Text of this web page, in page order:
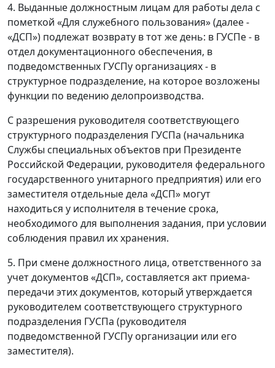
4. Выданные должностным лицам для работы дела с
пометкой «Для служебного пользования» (далее -
«ДСП») подлежат возврату в тот же день: в ГУСПе - в
отдел документационного обеспечения, в
подведомственных ГУСПу организациях - в
структурное подразделение, на которое возложены
функции по ведению делопроизводства.
С разрешения руководителя соответствующего
структурного подразделения ГУСПа (начальника
Службы специальных объектов при Президенте
Российской Федерации, руководителя федерального
государственного унитарного предприятия) или его
заместителя отдельные дела «ДСП» могут
находиться у исполнителя в течение срока,
необходимого для выполнения задания, при условии
соблюдения правил их хранения.
5. При смене должностного лица, ответственного за
учет документов «ДСП», составляется акт приема-
передачи этих документов, который утверждается
руководителем соответствующего структурного
подразделения ГУСПа (руководителя
подведомственной ГУСПу организации или его
заместителя).